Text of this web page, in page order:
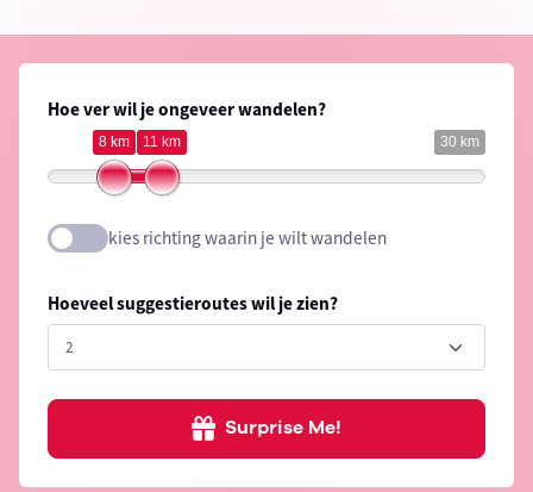
Hoe ver wil je ongeveer wandelen?
30 km
8 km 11 km
kies richting waarin je wilt wandelen
Hoeveel suggestieroutes wil je zien?
Surprise Me!